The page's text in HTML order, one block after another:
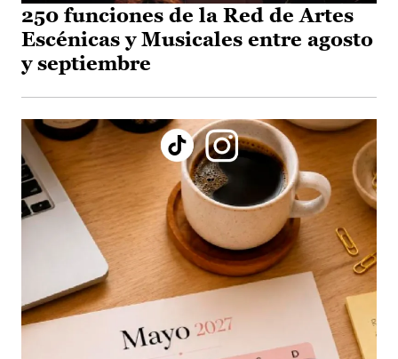
250 funciones de la Red de Artes
Escénicas y Musicales entre agosto
y septiembre